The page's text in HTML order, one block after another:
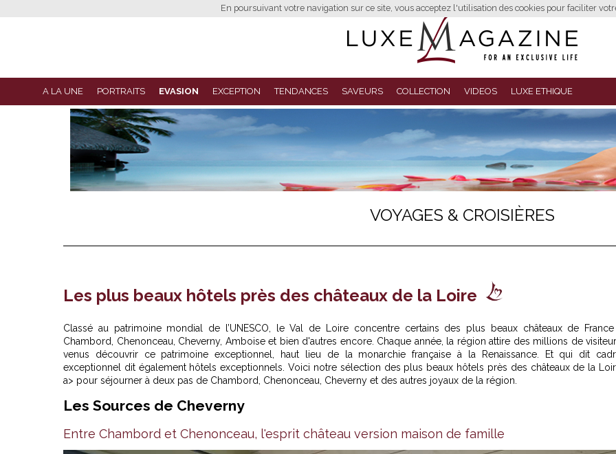
En poursuivant votre navigation sur ce site, vous acceptez l'utilisation des cookies pour faciliter
A LA UNE PORTRAITS EVASION EXCEPTION TENDANCES SAVEURS COLLECTION VIDEOS LUXE ETHIQUE
VOYAGES & CROISIÈRES
Les plus beaux hôtels près des châteaux de la Loire
Classé au patrimoine mondial de l’UNESCO, le Val de Loire concentre certains des plus beaux châteaux de
Chambord, Chenonceau, Cheverny, Amboise et bien d'autres encore. Chaque année, la région attire des millions de
venus découvrir ce patrimoine exceptionnel, haut lieu de la monarchie française à la Renaissance. Et qui dit
exceptionnel dit également hôtels exceptionnels. Voici notre sélection des plus beaux hôtels près des châteaux de la
a> pour séjourner à deux pas de Chambord, Chenonceau, Cheverny et des autres joyaux de la région.
Les Sources de Cheverny
Entre Chambord et Chenonceau, l'esprit château version maison de famille